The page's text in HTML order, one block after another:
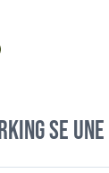
se